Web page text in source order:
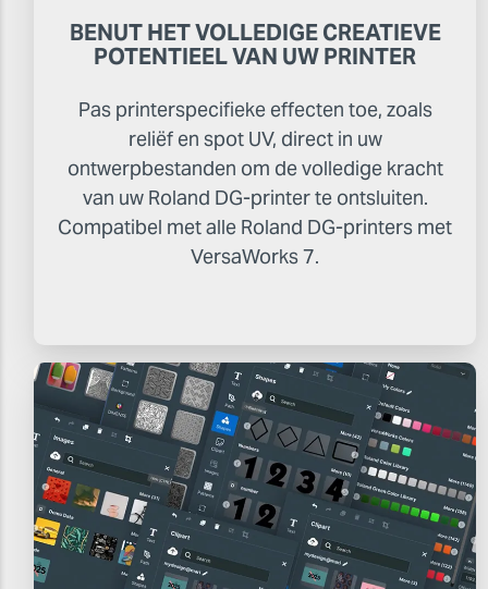
BENUT HET VOLLEDIGE CREATIEVE
POTENTIEEL VAN UW PRINTER
Pas printerspecifieke effecten toe, zoals
reliëf en spot UV, direct in uw
ontwerpbestanden om de volledige kracht
van uw Roland DG-printer te ontsluiten.
Compatibel met alle Roland DG-printers met
VersaWorks 7.